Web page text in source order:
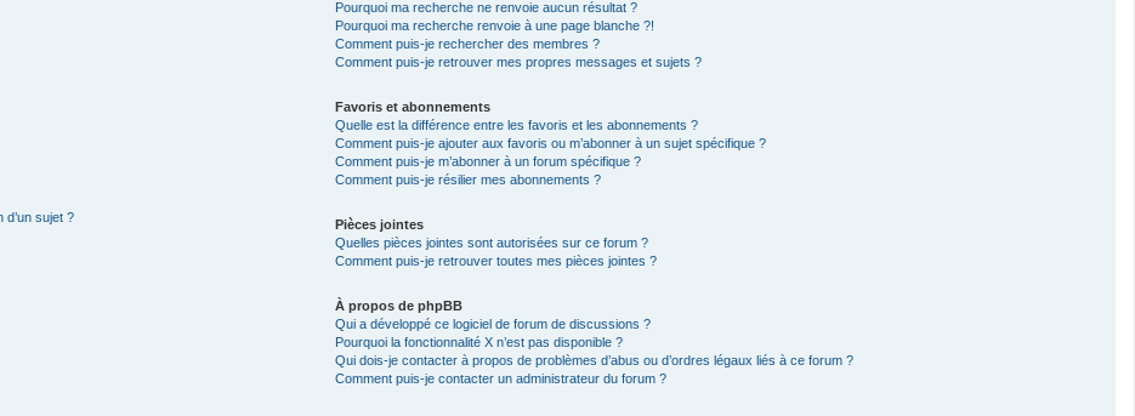
sujet ?
Pourquoi ma recherche ne renvoie aucun résultat ?
Pourquoi ma recherche renvoie à une page blanche ?!
Comment puis-je rechercher des membres ?
Comment puis-je retrouver mes propres messages et sujets ?
Favoris et abonnements
Quelle est la différence entre les favoris et les abonnements ?
Comment puis-je ajouter aux favoris ou m’abonner à un sujet spécifique ?
Comment puis-je m’abonner à un forum spécifique ?
Comment puis-je résilier mes abonnements ?
Pièces jointes
Quelles pièces jointes sont autorisées sur ce forum ?
Comment puis-je retrouver toutes mes pièces jointes ?
À propos de phpBB
Qui a développé ce logiciel de forum de discussions ?
Pourquoi la fonctionnalité X n’est pas disponible ?
Qui dois-je contacter à propos de problèmes d’abus ou d’ordres légaux liés à ce forum ?
Comment puis-je contacter un administrateur du forum ?